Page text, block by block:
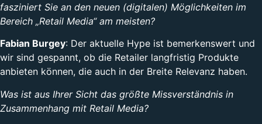
fasziniert Sie an den neuen (digitalen) Möglichkeiten im
Bereich „Retail Media“ am meisten?
Fabian Burgey: Der aktuelle Hype ist bemerkenswert und
wir sind gespannt, ob die Retailer langfristig Produkte
anbieten können, die auch in der Breite Relevanz haben.
Was ist aus Ihrer Sicht das größte Missverständnis in
Zusammenhang mit Retail Media?